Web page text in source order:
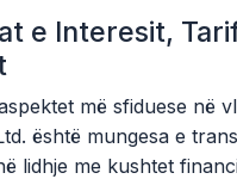
e Interesit,
më sfiduese në
është mungesa e
lidhje me kushtet